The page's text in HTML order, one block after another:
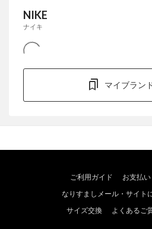
NIKE
ナイキ
マイブラン
ご利用ガイド お支払い
なりすましメール・サイト
サイズ交換
よくあるご